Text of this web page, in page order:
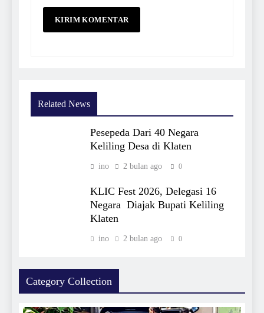
Related News
Pesepeda Dari 40 Negara
Keliling Desa di Klaten
ino 2 bulan ago 0
KLIC Fest 2026, Delegasi 16
Negara Diajak Bupati Keliling
Klaten
ino 2 bulan ago 0
Category Collection